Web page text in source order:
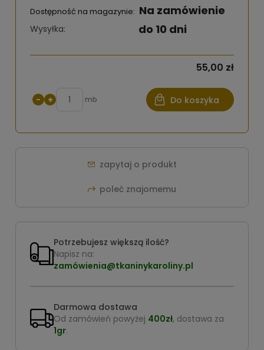
Dostępność na magazynie: Na zamówienie
Wysyłka: do 10 dni
55,00 zł
− + mb Do koszyka
zapytaj o produkt
poleć znajomemu
Potrzebujesz większą ilość?
Napisz na:
zamówienia@tkaninykaroliny.pl
Darmowa dostawa
Od zamówień powyżej 400zł, dostawa za
1gr.